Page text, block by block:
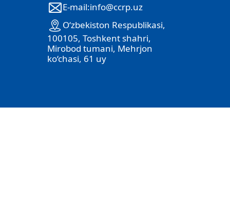
E-mail:info@ccrp.uz
O‘zbekiston Respublikasi,
100105, Toshkent shahri,
Mirobod tumani, Mehrjon
ko‘chasi, 61 uy